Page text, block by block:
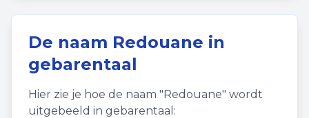
De naam Redouane in
gebarentaal
Hier zie je hoe de naam "Redouane" wordt
uitgebeeld in gebarentaal: